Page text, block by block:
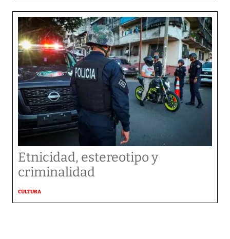
Etnicidad, estereotipo y
criminalidad
CULTURA